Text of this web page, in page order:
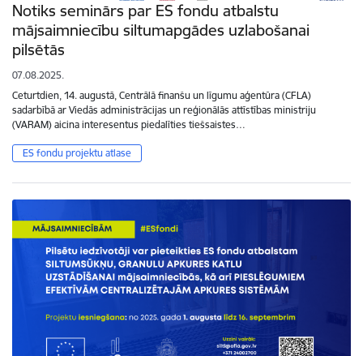
Notiks seminārs par ES fondu atbalstu
mājsaimniecību siltumapgādes uzlabošanai
pilsētās
07.08.2025.
Ceturtdien, 14. augustā, Centrālā finanšu un līgumu aģentūra (CFLA)
sadarbībā ar Viedās administrācijas un reģionālās attīstības ministriju
(VARAM) aicina interesentus piedalīties tiešsaistes…
ES fondu projektu atlase